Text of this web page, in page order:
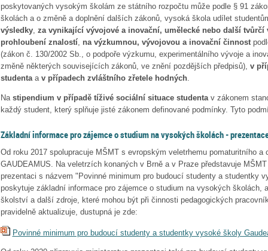
poskytovaných vysokým školám ze státního rozpočtu může podle § 91
školách a o změně a doplnění dalších zákonů, vysoká škola udílet
výsledky, za vynikající vývojové a inovační, umělecké nebo další
prohloubení znalostí, na výzkumnou, vývojovou a inovační činnost
(zákon č. 130/2002 Sb., o podpoře výzkumu, experimentálního vývoje a
změně některých souvisejících zákonů, ve znění pozdějších předpisů), v
studentaa v případech zvláštního zřetele hodných.
Na stipendium v případě tíživé sociální situace studentav zákonem
každý student, který splňuje jisté zákonem definované podmínky. Tyto
Základní informace pro zájemce o studium na vysokých školách -
Od roku 2017 spolupracuje MŠMT s evropským veletrhemu pomaturitního a
GAUDEAMUS. Na veletrzích konaných v Brně a v Praze představuje
prezentaci s názvem "Povinné minimum pro budoucí studenty a studentky
poskytuje základní informace pro zájemce o studium na vysokých školách,
školství a další zdroje, které mohou být při činnosti pedagogických
pravidelně aktualizuje, dustupná je zde:
Povinné minimum pro budoucí studenty a studentky vysoké školy